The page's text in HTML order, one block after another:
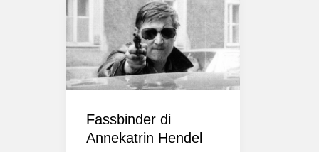
Fassbinder di
Annekatrin Hendel